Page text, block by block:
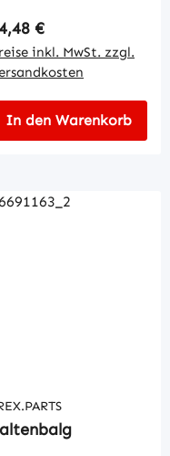
Preis:
€
inkl. MwSt. zzgl.
In den Warenkorb